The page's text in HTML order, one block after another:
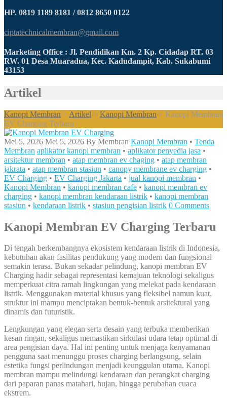
HP. 0819 1189 8181 / 0812 8650 0122
ciptatechnicalmembran@gmail.com
Marketing Office : Jl. Pendidikan Km. 2 Kp. Cidadap RT. 03
RW. 01 Desa Muaradua, Kec. Kadudampit, Kab. Sukabumi
43153
Artikel
Kanopi Membran > Artikel > Kanopi Membran > Kanopi Membran
EV Charging Terbaru
Mei 5, 2026 Mei 5, 2026 By Membran Kanopi Membran • Tenda
Membran aplikator kanopi membran • aplikator penyedia jasa •
arsitektur membran • atap membran ev chaging • atap membran
jakrata • atap membran stasiun • canopy membrane ev charging •
EV Charging • EV Charging Jakarta • jual kanopi membran •
Kanopi Membran • kanopi membran cafe • kanopi membran ev
charging • kanopi membran kendaraan listrik • kanopi membran
stasiun • kendaraan listrik • stasiun pengisian listrik 0 Comments
Kanopi Membran EV Charging Terbaru
Di tengah berkembangnya ekosistem kendaraan listrik di Indonesia,
kebutuhan akan fasilitas pendukung yang modern dan fungsional
semakin terasa. Bukan sekadar pelindung, kanopi membran EV
Charging hadir sebagai representasi kemajuan teknologi sekaligus
memperkuat citra ramah lingkungan yang melekat pada kendaraan
listrik. Menggunakan material khusus yang fleksibel namun kuat,
struktur ini mampu menciptakan bentuk-bentuk arsitektural yang
dinamis dan futuristik.
Lengkungan yang elegan serta desain yang terbuka memberikan
kesan ringan, sekaligus memastikan sirkulasi udara tetap optimal di
area pengisian daya. Hal ini penting untuk menjaga kenyamanan
pengguna saat menunggu proses charging berlangsung, selain
estetika fungsi perlindungan menjadi keunggulan utama. Kanopi
membran mampu melindungi kendaraan dan perangkat charging
dari paparan panas matahari, hujan, hingga perubahan cuaca
ekstrem.